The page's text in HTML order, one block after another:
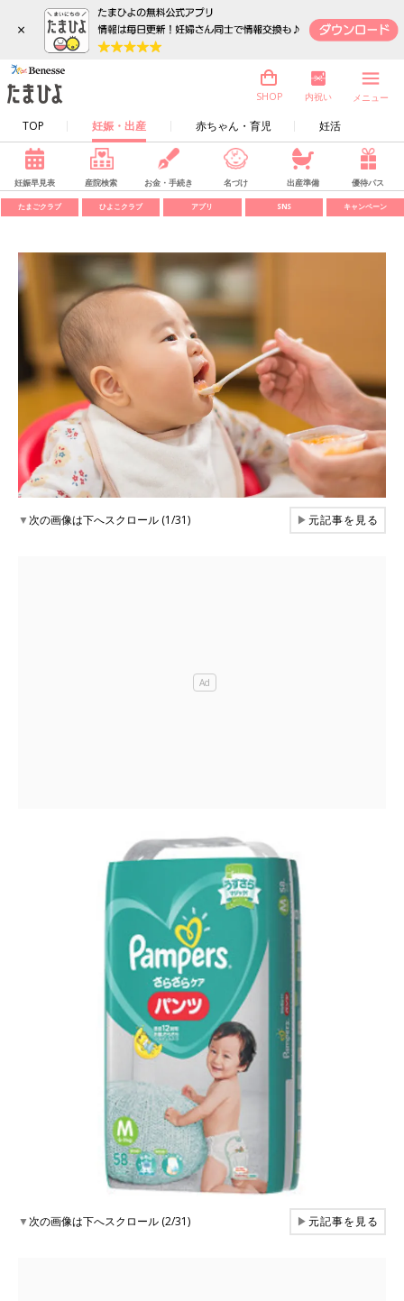
×
TOP 妊娠・出産 赤ちゃん・育児 妊活
SHOP 内祝い メニュー
妊娠早見表 産院検索 お金・手続き 名づけ 出産準備 優待パス
たまごクラブ ひよこクラブ アプリ SNS キャンペーン
▼次の画像は下へスクロール (1/31) ▶元記事を見る
▼次の画像は下へスクロール (2/31) ▶元記事を見る